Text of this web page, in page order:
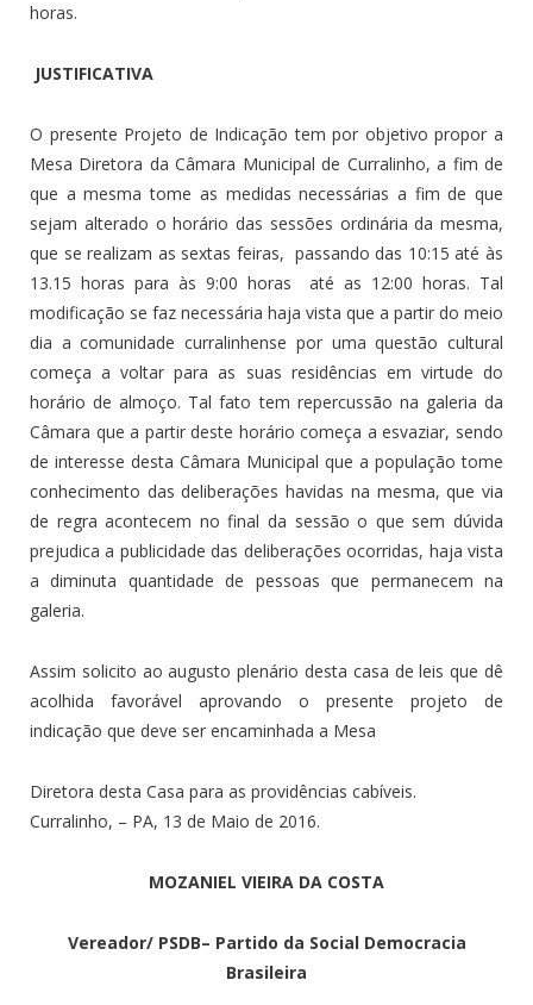
horas.
JUSTIFICATIVA
O presente Projeto de Indicação tem por objetivo propor a
Mesa Diretora da Câmara Municipal de Curralinho, a fim de
que a mesma tome as medidas necessárias a fim de que
sejam alterado o horário das sessões ordinária da mesma,
que se realizam as sextas feiras, passando das 10:15 até às
13.15 horas para às 9:00 horas até as 12:00 horas. Tal
modificação se faz necessária haja vista que a partir do meio
dia a comunidade curralinhense por uma questão cultural
começa a voltar para as suas residências em virtude do
horário de almoço. Tal fato tem repercussão na galeria da
Câmara que a partir deste horário começa a esvaziar, sendo
de interesse desta Câmara Municipal que a população tome
conhecimento das deliberações havidas na mesma, que via
de regra acontecem no final da sessão o que sem dúvida
prejudica a publicidade das deliberações ocorridas, haja vista
a diminuta quantidade de pessoas que permanecem na
galeria.
Assim solicito ao augusto plenário desta casa de leis que dê
acolhida favorável aprovando o presente projeto de
indicação que deve ser encaminhada a Mesa
Diretora desta Casa para as providências cabíveis.
Curralinho, – PA, 13 de Maio de 2016.
MOZANIEL VIEIRA DA COSTA
Vereador/ PSDB– Partido da Social Democracia
Brasileira